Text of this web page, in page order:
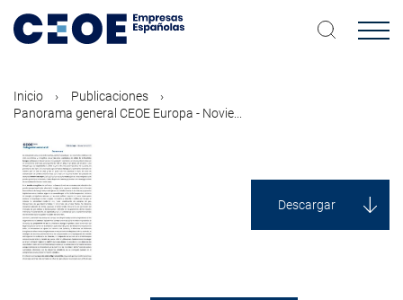
contenido
Inicio
Publicaciones
Panorama general CEOE Europa - Novie...
Descargar